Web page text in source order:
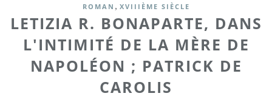
ROMAN , XVIIIÈME SIÈCLE
LETIZIA R. BONAPARTE, DANS
L'INTIMITÉ DE LA MÈRE DE
NAPOLÉON ; PATRICK DE
CAROLIS